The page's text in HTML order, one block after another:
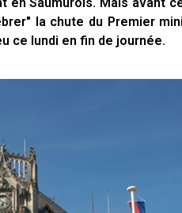
la chute du Premier
ce lundi en fin de journée.